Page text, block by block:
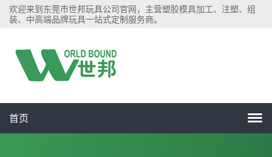
欢迎来到东莞市世邦玩具公司官网，主营塑胶模具加工、注塑、组
装、中高端品牌玩具一站式定制服务商。
首页